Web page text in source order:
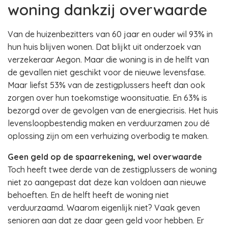
woning dankzij overwaarde
Van de huizenbezitters van 60 jaar en ouder wil 93% in
hun huis blijven wonen. Dat blijkt uit onderzoek van
verzekeraar Aegon. Maar die woning is in de helft van
de gevallen niet geschikt voor de nieuwe levensfase.
Maar liefst 53% van de zestigplussers heeft dan ook
zorgen over hun toekomstige woonsituatie. En 63% is
bezorgd over de gevolgen van de energiecrisis. Het huis
levensloopbestendig maken en verduurzamen zou dé
oplossing zijn om een verhuizing overbodig te maken.
Geen geld op de spaarrekening, wel overwaarde
Toch heeft twee derde van de zestigplussers de woning
niet zo aangepast dat deze kan voldoen aan nieuwe
behoeften. En de helft heeft de woning niet
verduurzaamd. Waarom eigenlijk niet? Vaak geven
senioren aan dat ze daar geen geld voor hebben. Er